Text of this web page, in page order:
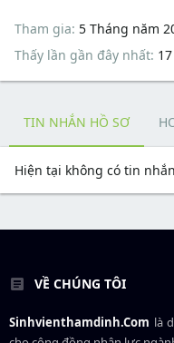
Tham gia 5 Tháng năm
Thấy lần gần đây nhất
TIN NHẮN HỒ SƠ
Hiện tại không có tin
VỀ CHÚNG TÔI
Sinhvienthamdinh.Com là